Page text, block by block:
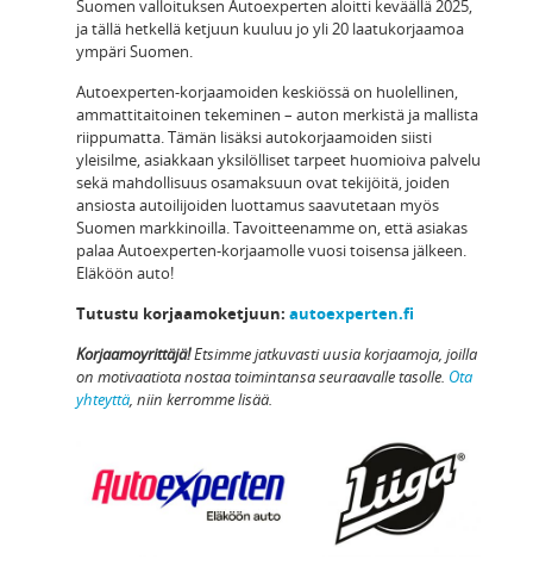
Suomen valloituksen Autoexperten aloitti keväällä 2025,
ja tällä hetkellä ketjuun kuuluu jo yli 20 laatukorjaamoa
ympäri Suomen.
Autoexperten-korjaamoiden keskiössä on huolellinen,
ammattitaitoinen tekeminen – auton merkistä ja mallista
riippumatta. Tämän lisäksi autokorjaamoiden siisti
yleisilme, asiakkaan yksilölliset tarpeet huomioiva palvelu
sekä mahdollisuus osamaksuun ovat tekijöitä, joiden
ansiosta autoilijoiden luottamus saavutetaan myös
Suomen markkinoilla. Tavoitteenamme on, että asiakas
palaa Autoexperten-korjaamolle vuosi toisensa jälkeen.
Eläköön auto!
Tutustu korjaamoketjuun: autoexperten.fi
Korjaamoyrittäjä!Etsimme jatkuvasti uusia korjaamoja, joilla
on motivaatiota nostaa toimintansa seuraavalle tasolle. Ota
yhteyttä, niin kerromme lisää.